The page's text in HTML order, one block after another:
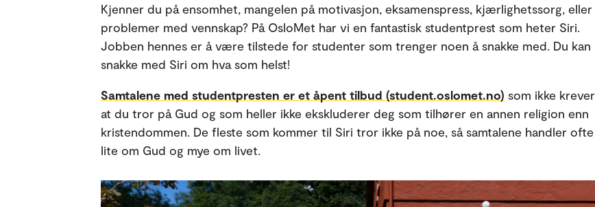
Kjenner du på ensomhet, mangelen på motivasjon, eksamenspress, kjærlighetssorg, eller
problemer med vennskap? På OsloMet har vi en fantastisk studentprest som heter Siri.
Jobben hennes er å være tilstede for studenter som trenger noen å snakke med. Du kan
snakke med Siri om hva som helst!
Samtalene med studentpresten er et åpent tilbud (student.oslomet.no) som ikke krever
at du tror på Gud og som heller ikke ekskluderer deg som tilhører en annen religion enn
kristendommen. De fleste som kommer til Siri tror ikke på noe, så samtalene handler ofte
lite om Gud og mye om livet.